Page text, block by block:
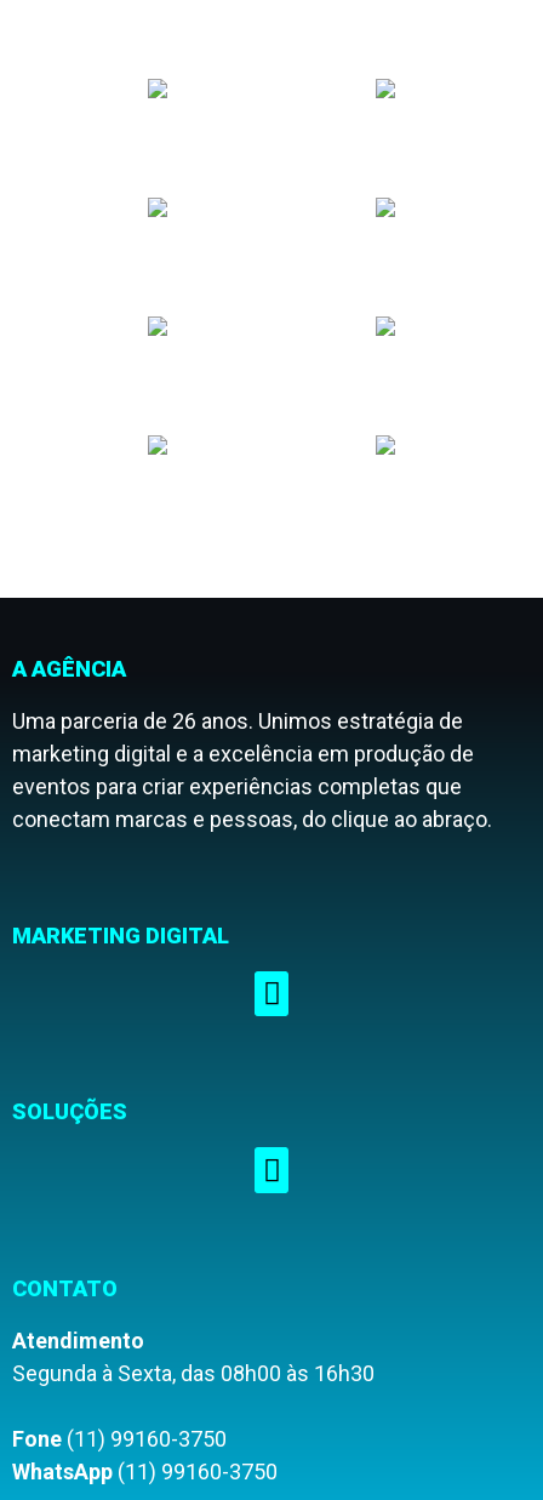
A AGÊNCIA
Uma parceria de 26 anos. Unimos estratégia de
marketing digital e a excelência em produção de
eventos para criar experiências completas que
conectam marcas e pessoas, do clique ao abraço.
MARKETING DIGITAL
SOLUÇÕES
CONTATO
Atendimento
Segunda à Sexta, das 08h00 às 16h30
Fone (11) 99160-3750
WhatsApp (11) 99160-3750